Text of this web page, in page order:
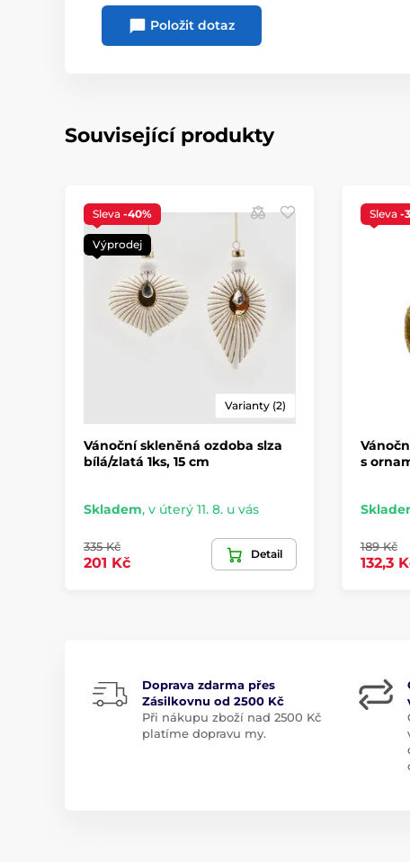
Položit dotaz
Související produkty
Sleva -40%
Výprodej
Varianty (2)
Vánoční skleněná ozdoba slza
bílá/zlatá 1ks, 15 cm
Skladem, v úterý 11. 8. u vás
335 Kč
201 Kč
Detail
Sleva -
s
189 Kč
132,3
Doprava zdarma přes
Zásilkovnu od 2500 Kč
Při nákupu zboží nad 2500 Kč
platíme dopravu my.